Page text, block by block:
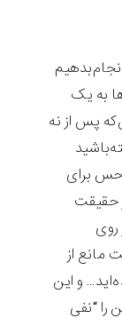
به یک
پس از نه
حس برای
حقیقت
روی
مانع از
و این
“نفی